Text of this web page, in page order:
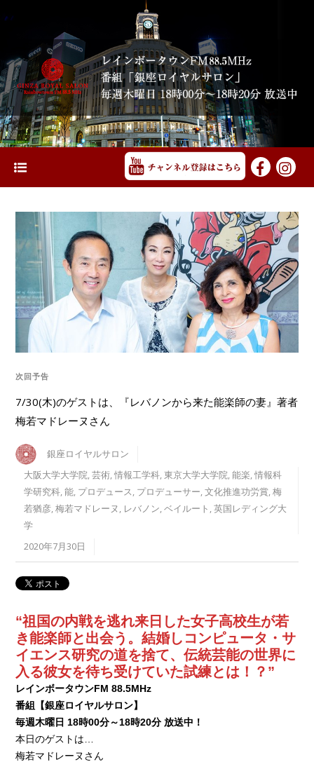
次回予告
7/30(木)のゲストは、『レバノンから来た能楽師の妻』著者
梅若マドレーヌさん
銀座ロイヤルサロン
大阪大学大学院,芸術,情報工学科,東京大学大学院,能楽,情報科
学研究科,能, プロデュース, プロデューサー,文化推進功労賞,梅
若猶彦,梅若マドレーヌ , レバノン,ベイルート ,英国レディング大
学
2020年7月30日
“祖国の内戦を逃れ来日した女子高校生が若
き能楽師と出会う。結婚しコンピュータ・サ
イエンス研究の道を捨て、伝統芸能の世界に
入る彼女を待ち受けていた試練とは！？”
レインボータウンFM 88.5MHz
番組【銀座ロイヤルサロン】
毎週木曜日 18時00分～18時20分 放送中！
本日のゲストは…
梅若マドレーヌさん